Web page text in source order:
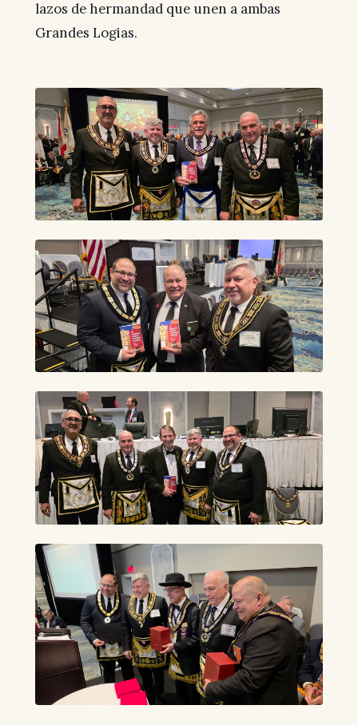
lazos de hermandad que unen a ambas
Grandes Logias.